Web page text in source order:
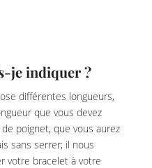
je indiquer ?
différentes longueurs,
que vous devez
poignet, que vous aurez
sans serrer; il nous
votre bracelet à votre